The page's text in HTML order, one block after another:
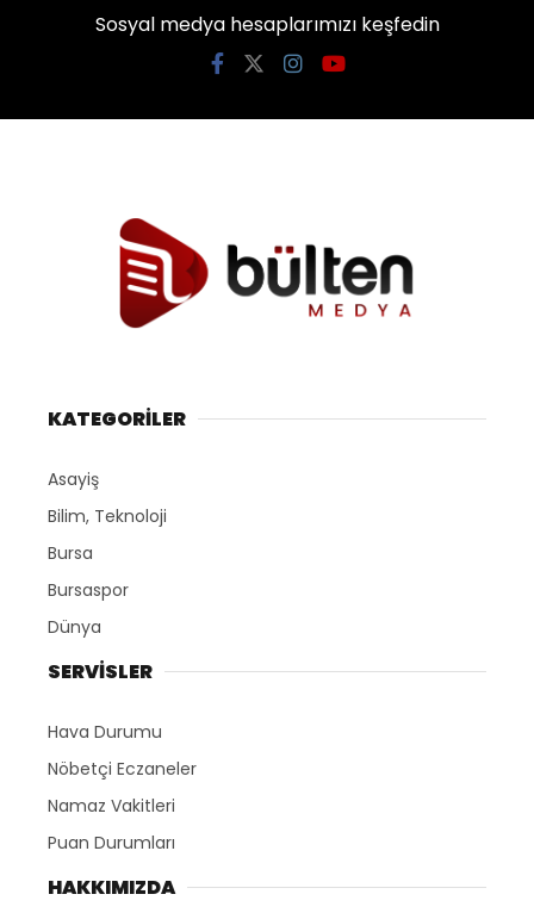
Sosyal medya hesaplarımızı keşfedin
KATEGORİLER
Asayiş
Bilim, Teknoloji
Bursa
Bursaspor
Dünya
SERVİSLER
Hava Durumu
Nöbetçi Eczaneler
Namaz Vakitleri
Puan Durumları
HAKKIMIZDA